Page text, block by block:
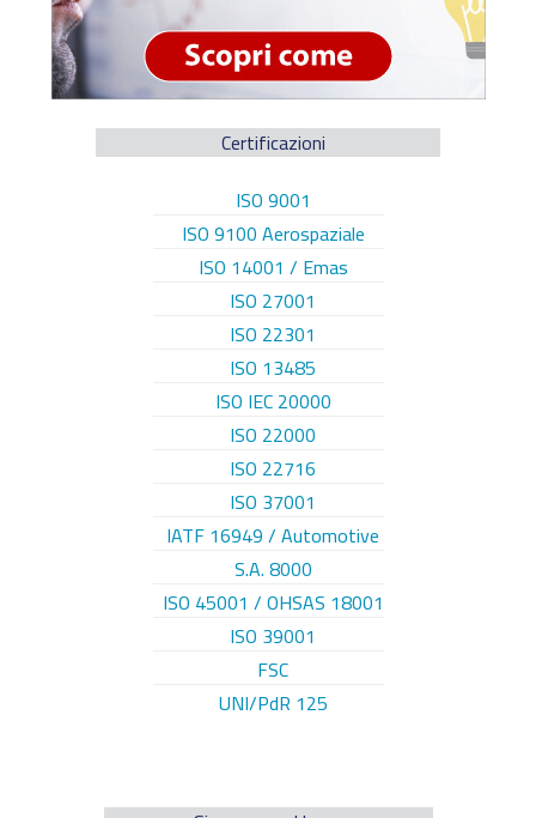
Certificazioni
ISO 9001
ISO 9100 Aerospaziale
ISO 14001 / Emas
ISO 27001
ISO 22301
ISO 13485
ISO IEC 20000
ISO 22000
ISO 22716
ISO 37001
IATF 16949 / Automotive
S.A. 8000
ISO 45001 / OHSAS 18001
ISO 39001
FSC
UNI/PdR 125